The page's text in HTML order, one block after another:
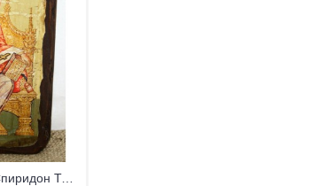
Икона под старину "Спиридон Тримифунтский" малая